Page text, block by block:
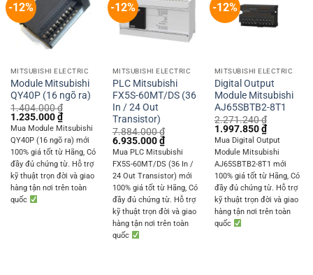
-12%
MITSUBISHI ELECTRIC
Module Mitsubishi
QY40P (16 ngõ ra)
1.404.000₫
Original
price
was:
1.404.000 ₫.
1.235.000₫Current
price
is:
1.235.000 ₫.
Mua Module Mitsubishi
QY40P (16 ngõ ra) mới
100% giá tốt từ Hãng, Có
đầy đủ chứng từ. Hỗ trợ
kỹ thuật trọn đời và giao
hàng tận nơi trên toàn
quốc
-12%
MITSUBISHI ELECTRIC
PLC Mitsubishi
FX5S-60MT/DS (36
In / 24 Out
Transistor)
7.884.000₫
Original
price
was:
7.884.000 ₫.
6.935.000₫Current
price
is:
6.935.000 ₫.
Mua PLC Mitsubishi
FX5S-60MT/DS (36 In /
24 Out Transistor) mới
100% giá tốt từ Hãng, Có
đầy đủ chứng từ. Hỗ trợ
kỹ thuật trọn đời và giao
hàng tận nơi trên toàn
quốc
-12%
MITSUBISHI ELECTRIC
Digital Output
Module Mitsubishi
AJ65SBTB2-8T1
2.271.240₫
Original
price
was:
2.271.240 ₫.
1.997.850₫Current
price
is:
1.997.850
Mua Digital Output
Module Mitsubishi
AJ65SBTB2-8T1 mới
100% giá tốt từ Hãng, Có
đầy đủ chứng từ. Hỗ trợ
kỹ thuật trọn đời và giao
hàng tận nơi trên toàn
quốc